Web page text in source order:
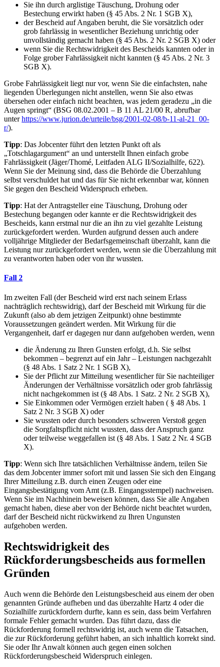
Sie ihn durch arglistige Täuschung, Drohung oder
Bestechung erwirkt haben (§ 45 Abs. 2 Nr. 1 SGB X),
der Bescheid auf Angaben beruht, die Sie vorsätzlich oder
grob fahrlässig in wesentlicher Beziehung unrichtig oder
unvollständig gemacht haben (§ 45 Abs. 2 Nr. 2 SGB X) oder
wenn Sie die Rechtswidrigkeit des Bescheids kannten oder in
Folge grober Fahrlässigkeit nicht kannten (§ 45 Abs. 2 Nr. 3
SGB X).
Grobe Fahrlässigkeit liegt nur vor, wenn Sie die einfachsten, nahe
liegenden Überlegungen nicht anstellen, wenn Sie also etwas
übersehen oder einfach nicht beachten, was jedem geradezu „in die
Augen springt“ (BSG 08.02.2001 – B 11 AL 21/00 R, abrufbar
unterhttps://www.jurion.de/urteile/bsg/2001-02-08/b-11-al-21_00-
r/).
Tipp: Das Jobcenter führt den letzten Punkt oft als
„Totschlagargument“ an und unterstellt Ihnen einfach grobe
Fahrlässigkeit (Jäger/Thomé, Leitfaden ALG II/Sozialhilfe, 622).
Wenn Sie der Meinung sind, dass die Behörde die Überzahlung
selbst verschuldet hat und das für Sie nicht erkennbar war, können
Sie gegen den Bescheid Widerspruch erheben.
Tipp: Hat der Antragsteller eine Täuschung, Drohung oder
Bestechung begangen oder kannte er die Rechtswidrigkeit des
Bescheids, kann erstmal nur die an ihn zu viel gezahlte Leistung
zurückgefordert werden. Wurden aufgrund dessen auch andere
volljährige Mitglieder der Bedarfsgemeinschaft überzahlt, kann die
Leistung nur zurückgefordert werden, wenn sie die Überzahlung mit
zu verantworten haben oder von ihr wussten.
Fall 2
Im zweiten Fall (der Bescheid wird erst nach seinem Erlass
nachträglich rechtswidrig), darf der Bescheid mit Wirkung für die
Zukunft (also ab dem jetzigen Zeitpunkt) ohne bestimmte
Voraussetzungen geändert werden. Mit Wirkung für die
Vergangenheit, darf er dagegen nur dann aufgehoben werden, wenn
die Änderung zu Ihren Gunsten erfolgt, d.h. Sie selbst
bekommen – begrenzt auf ein Jahr – Leistungen nachgezahlt
(§ 48 Abs. 1 Satz 2 Nr. 1 SGB X),
Sie der Pflicht zur Mitteilung wesentlicher für Sie nachteiliger
Änderungen der Verhältnisse vorsätzlich oder grob fahrlässig
nicht nachgekommen ist (§ 48 Abs. 1 Satz. 2 Nr. 2 SGB X),
Sie Einkommen oder Vermögen erzielt haben ( § 48 Abs. 1
Satz 2 Nr. 3 SGB X) oder
Sie wussten oder durch besonders schweren Verstoß gegen
die Sorgfaltspflicht nicht wussten, dass der Anspruch ganz
oder teilweise weggefallen ist (§ 48 Abs. 1 Satz 2 Nr. 4 SGB
X).
Tipp: Wenn sich Ihre tatsächlichen Verhältnisse ändern, teilen Sie
das dem Jobcenter immer sofort mit und lassen Sie sich den Eingang
Ihrer Mitteilung z.B. durch einen Zeugen oder eine
Eingangsbestätigung vom Amt (z.B. Eingangsstempel) nachweisen.
Wenn Sie im Nachhinein beweisen können, dass Sie alle Angaben
gemacht haben, diese aber von der Behörde nicht beachtet wurden,
darf der Bescheid nicht rückwirkend zu Ihren Ungunsten
aufgehoben werden.
Rechtswidrigkeit des
Rückforderungsbescheids aus formellen
Gründen
Auch wenn die Behörde den Leistungsbescheid aus einem der oben
genannten Gründe aufheben und das überzahlte Hartz 4 oder die
Sozialhilfe zurückfordern durfte, kann es sein, dass beim Verfahren
formale Fehler gemacht wurden. Das führt dazu, dass die
Rückforderung formell rechtswidrig ist, auch wenn die Tatsachen,
die zur Rückforderung geführt haben, an sich inhaltlich korrekt sind.
Sie oder Ihr Anwalt können auch gegen einen solchen
Rückforderungsbescheid Widerspruch einlegen.